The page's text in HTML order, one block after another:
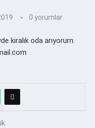
0 yorumlar
kiralık oda arıyorum.